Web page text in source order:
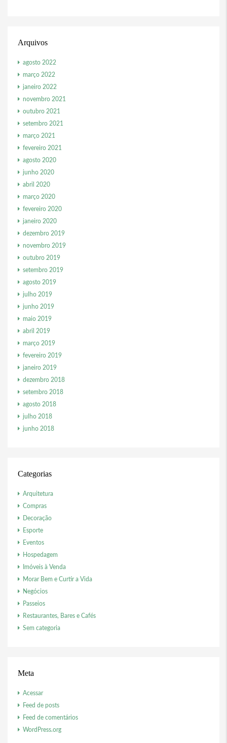
Arquivos
agosto 2022
março 2022
janeiro 2022
novembro 2021
outubro 2021
setembro 2021
março 2021
fevereiro 2021
agosto 2020
junho 2020
abril 2020
março 2020
fevereiro 2020
janeiro 2020
dezembro 2019
novembro 2019
outubro 2019
setembro 2019
agosto 2019
julho 2019
junho 2019
maio 2019
abril 2019
março 2019
fevereiro 2019
janeiro 2019
dezembro 2018
setembro 2018
agosto 2018
julho 2018
junho 2018
Categorias
Arquitetura
Compras
Decoração
Esporte
Eventos
Hospedagem
Imóveis à Venda
Morar Bem e Curtir a Vida
Negócios
Passeios
Restaurantes, Bares e Cafés
Sem categoria
Meta
Acessar
Feed de posts
Feed de comentários
WordPress.org